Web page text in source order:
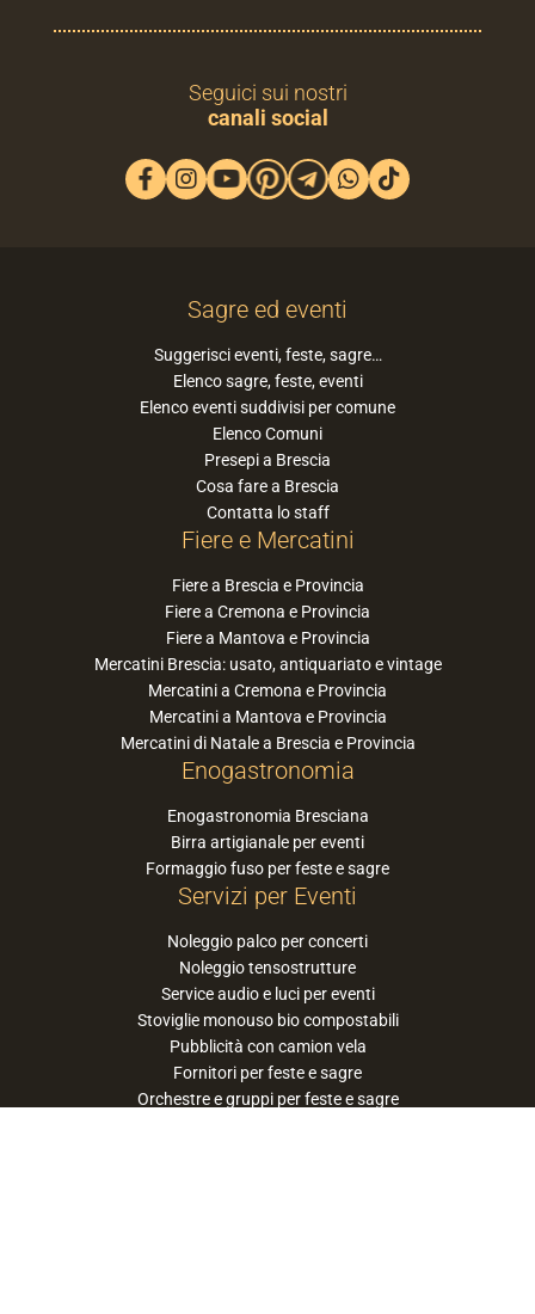
Seguici sui nostri
canali social
Sagre ed eventi
Suggerisci eventi, feste, sagre…
Elenco sagre, feste, eventi
Elenco eventi suddivisi per comune
Elenco Comuni
Presepi a Brescia
Cosa fare a Brescia
Contatta lo staff
Fiere e Mercatini
Fiere a Brescia e Provincia
Fiere a Cremona e Provincia
Fiere a Mantova e Provincia
Mercatini Brescia: usato, antiquariato e vintage
Mercatini a Cremona e Provincia
Mercatini a Mantova e Provincia
Mercatini di Natale a Brescia e Provincia
Enogastronomia
Enogastronomia Bresciana
Birra artigianale per eventi
Formaggio fuso per feste e sagre
Servizi per Eventi
Noleggio palco per concerti
Noleggio tensostrutture
Service audio e luci per eventi
Stoviglie monouso bio compostabili
Pubblicità con camion vela
Fornitori per feste e sagre
Orchestre e gruppi per feste e sagre